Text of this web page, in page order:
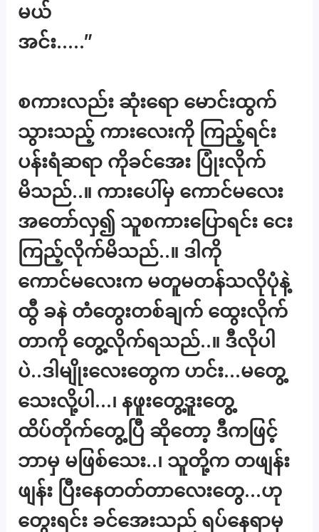
မယ်
အင်း…..”
စကားလည်း ဆုံးရော မောင်းထွက်
သွားသည့် ကားလေးကို ကြည့်ရင်း
ပန်းရံဆရာ ကိုခင်အေး ပြုံးလိုက်
မိသည်..။ ကားပေါ်မှ ကောင်မလေး
အတော်လှ၍ သူစကားပြောရင်း ငေး
ကြည့်လိုက်မိသည်..။ ဒါကို
ကောင်မလေးက မတူမတန်သလိုပုံနဲ့
ထွီ ခနဲ တံတွေးတစ်ချက် ထွေးလိုက်
တာကို တွေ့လိုက်ရသည်..။ ဒီလိုပါ
ပဲ..ဒါမျိုးလေးတွေက ဟင်း…မတွေ့
သေးလို့ပါ…၊ နဖူးတွေ့ဒူးတွေ့
ထိပ်တိုက်တွေ့ပြီ ဆိုတော့ ဒီကဖြင့်
ဘာမှ မဖြစ်သေး..၊ သူတို့က တဖျန်း
ဖျန်း ပြီးနေတတ်တာလေးတွေ…ဟု
တွေးရင်း ခင်အေးသည် ရပ်နေရာမှ